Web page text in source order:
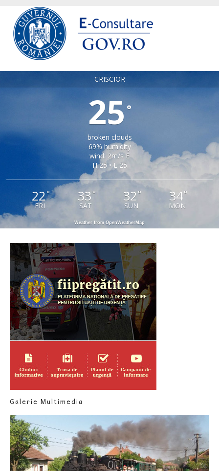
CRISCIOR
25°
broken clouds
69% humidity
wind: 2m/s E
H 25 • L 25
22°
FRI
33 °
SAT
32 °
SUN
34°
MON
Weather from OpenWeatherMap
Galerie Multimedia